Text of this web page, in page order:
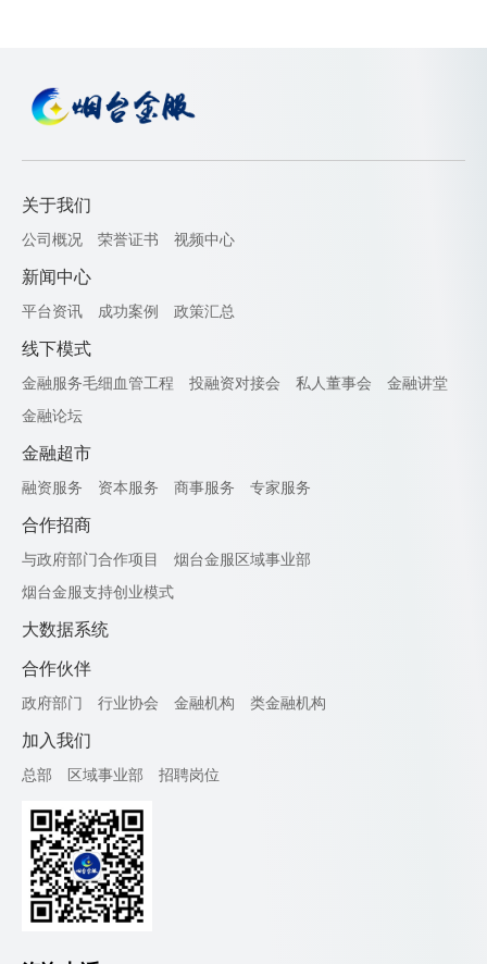
关于我们
公司概况 荣誉证书 视频中心
新闻中心
平台资讯 成功案例 政策汇总
线下模式
金融服务毛细血管工程 投融资对接会 私人董事会
金融讲堂
金融论坛
金融超市
融资服务 资本服务 商事服务 专家服务
合作招商
与政府部门合作项目
烟台金服区域事业部
烟台金服支持创业模式
大数据系统
合作伙伴
政府部门 行业协会 金融机构 类金融机构
加入我们
总部 区域事业部 招聘岗位